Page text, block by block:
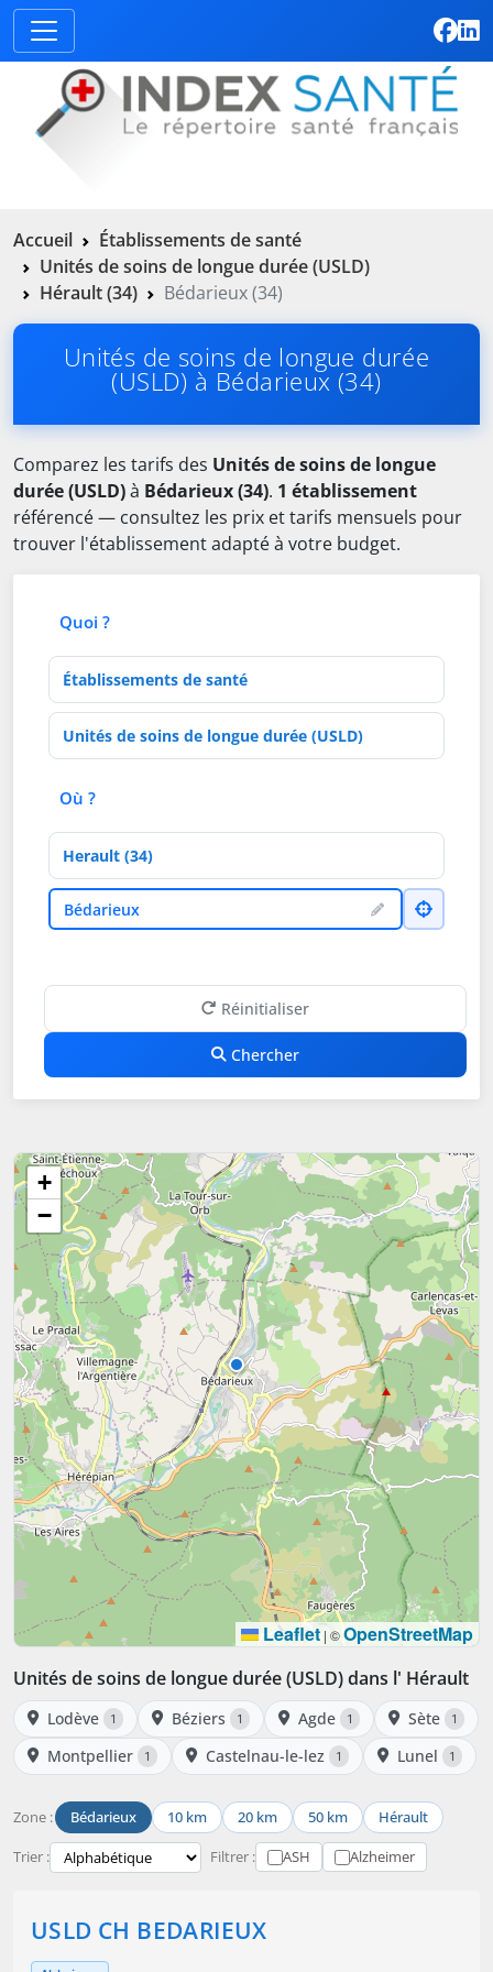
Accueil
Établissements de santé
Unités de soins de longue durée (USLD)
Hérault (34)
Bédarieux (34)
Unités de soins de longue durée
(USLD) à Bédarieux (34)
Comparez les tarifs des Unités de soins de longue
durée (USLD)à Bédarieux (34). 1 établissement
référencé — consultez les prix et tarifs mensuels pour
trouver l'établissement adapté à votre budget.
Quoi ?
Type d'établissement
Activités de soins
Où ?
Département
VilleBédarieux
Réinitialiser
Chercher
+
−
Leaflet | ©OpenStreetMap
Unités de soins de longue durée (USLD) dans l' Hérault
Lodève 1 Béziers 1 Agde 1 Sète 1
Montpellier 1 Castelnau-le-lez 1 Lunel 1
Zone : Bédarieux 10 km 20 km 50 km Hérault
Trier : Filtrer : ASH Alzheimer
USLD CH BEDARIEUX